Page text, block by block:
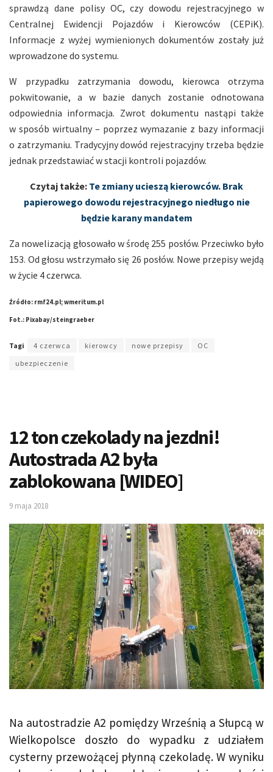
sprawdzą dane polisy OC, czy dowodu rejestracyjnego w
Centralnej Ewidencji Pojazdów i Kierowców (CEPiK).
Informacje z wyżej wymienionych dokumentów zostały już
wprowadzone do systemu.
W przypadku zatrzymania dowodu, kierowca otrzyma
pokwitowanie, a w bazie danych zostanie odnotowana
odpowiednia informacja. Zwrot dokumentu nastąpi także
w sposób wirtualny – poprzez wymazanie z bazy informacji
o zatrzymaniu. Tradycyjny dowód rejestracyjny trzeba będzie
jednak przedstawiać w stacji kontroli pojazdów.
Czytaj także: Te zmiany ucieszą kierowców. Brak
papierowego dowodu rejestracyjnego niedługo nie
będzie karany mandatem
Za nowelizacją głosowało w środę 255 posłów. Przeciwko było
153. Od głosu wstrzymało się 26 posłów. Nowe przepisy wejdą
w życie 4 czerwca.
Źródło: rmf24.pl; wmeritum.pl
Fot.: Pixabay/steingraeber
Tagi 4 czerwca kierowcy nowe przepisy
OC
ubezpieczenie
12 ton czekolady na jezdni!
Autostrada A2 była
zablokowana [WIDEO]
9 maja 2018
Na autostradzie A2 pomiędzy Wrześnią a Słupcą w
Wielkopolsce doszło do wypadku z udziałem
cysterny przewożącej płynną czekoladę. W wyniku